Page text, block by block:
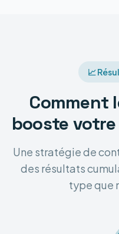
📈
Comment
booste votre
Une stratégie de
des résultats
type que